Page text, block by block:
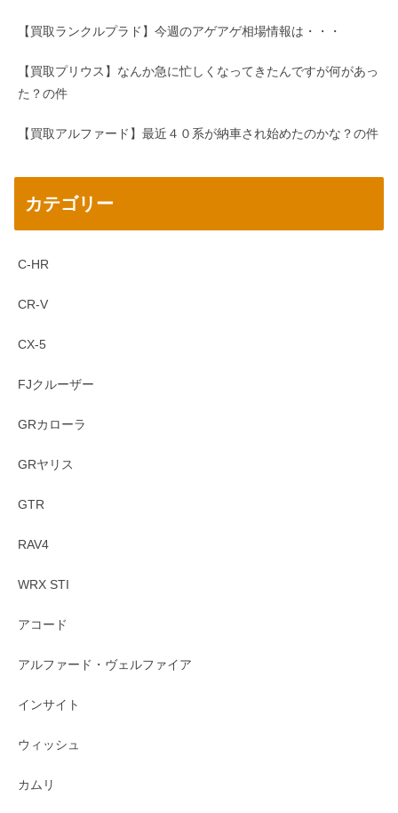
【買取ランクルプラド】今週のアゲアゲ相場情報は・・・
【買取プリウス】なんか急に忙しくなってきたんですが何があっ
た？の件
【買取アルファード】最近４０系が納車され始めたのかな？の件
カテゴリー
C-HR
CR-V
CX-5
FJクルーザー
GRカローラ
GRヤリス
GTR
RAV4
WRX STI
アコード
アルファード・ヴェルファイア
インサイト
ウィッシュ
カムリ